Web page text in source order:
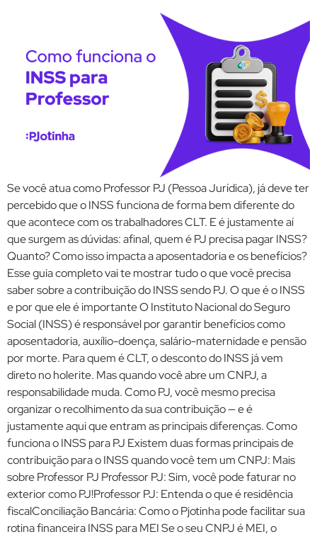
Se você atua como Professor PJ (Pessoa Jurídica), já deve ter
percebido que o INSS funciona de forma bem diferente do
que acontece com os trabalhadores CLT. E é justamente aí
que surgem as dúvidas: afinal, quem é PJ precisa pagar INSS?
Quanto? Como isso impacta a aposentadoria e os benefícios?
Esse guia completo vai te mostrar tudo o que você precisa
saber sobre a contribuição do INSS sendo PJ. O que é o INSS
e por que ele é importante O Instituto Nacional do Seguro
Social (INSS) é responsável por garantir benefícios como
aposentadoria, auxílio-doença, salário-maternidade e pensão
por morte. Para quem é CLT, o desconto do INSS já vem
direto no holerite. Mas quando você abre um CNPJ, a
responsabilidade muda. Como PJ, você mesmo precisa
organizar o recolhimento da sua contribuição — e é
justamente aqui que entram as principais diferenças. Como
funciona o INSS para PJ Existem duas formas principais de
contribuição para o INSS quando você tem um CNPJ: Mais
sobre Professor PJ Professor PJ: Sim, você pode faturar no
exterior como PJ!Professor PJ: Entenda o que é residência
fiscalConciliação Bancária: Como o Pjotinha pode facilitar sua
rotina financeira INSS para MEI Se o seu CNPJ é MEI, o